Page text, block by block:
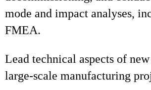
mode and impact analyses,
FMEA.
Lead technical aspects of
large‑scale manufacturing